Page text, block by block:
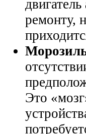
ремонту,
Это